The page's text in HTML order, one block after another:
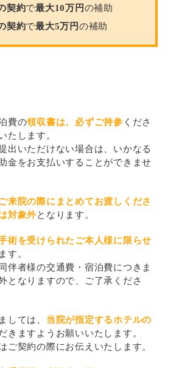
契約で最大10万円の補助
契約で最大5万円の補助
費の領収書は、必ずご持参 くださ
たします。
出いただけない場合は、いかなる
金をお支払いすることができませ
来院の際にまとめてお渡しくださ
対象外となります。
術を受けられたご本人様に限らせ
す。
伴者様の交通費・宿泊費につきま
となりますので、ご了承くださ
しては、 当院が指定するホテルの
きますようお願いいたします。
ご契約の際にお伝えいたします。